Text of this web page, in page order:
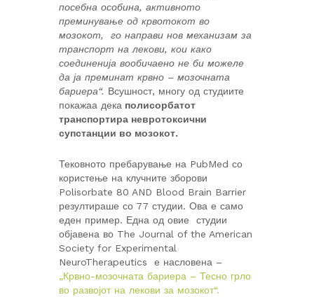
посебна особина, активното
преминување од крвотокот во
мозокот, го направи нов механизам за
транспорт на лекови, кои како
соединенија вообичаено не би можеле
да ја преминат крвно – мозочната
бариера“. Всушност, многу од студиите
покажаа дека полисорбатот
транспортира невротоксични
супстанции во мозокот.
Тековното пребарување на PubMed со
користење на клучните зборови
Polisorbate 80 AND Blood Brain Barrier
резултираше со 77 студии. Ова е само
еден пример. Една од овие студии
објавена во The Journal of the American
Society for Experimental
NeuroTherapeutics е насловена –
„Крвно-мозочната бариера – Тесно грло
во развојот на лекови за мозокот“.